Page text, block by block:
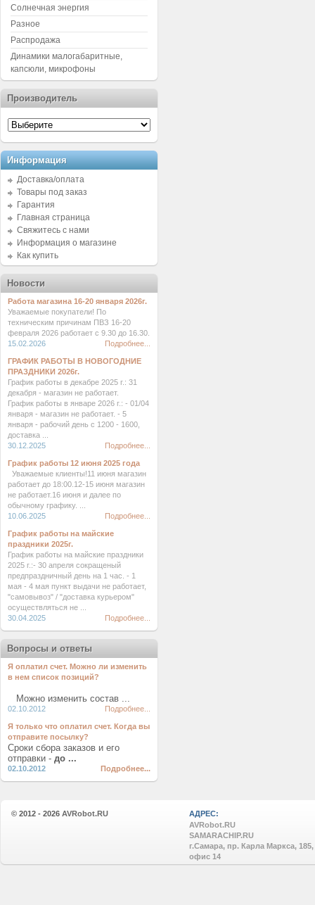
Солнечная энергия
Разное
Распродажа
Динамики малогабаритные,
капсюли, микрофоны
Производитель
Информация
Доставка/оплата
Товары под заказ
Гарантия
Главная страница
Свяжитесь с нами
Информация о магазине
Как купить
Новости
Работа магазина 16-20 января 2026г.
Уважаемые покупатели! По
техническим причинам ПВЗ 16-20
февраля 2026 работает с 9.30 до 16.30.
15.02.2026
Подробнее...
ГРАФИК РАБОТЫ В НОВОГОДНИЕ
ПРАЗДНИКИ 2026г.
График работы в декабре 2025 г.: 31
декабря - магазин не работает.
График работы в январе 2026 г.: - 01/04
января - магазин не работает. - 5
января - рабочий день с 1200 - 1600,
доставка ...
30.12.2025
Подробнее...
График работы 12 июня 2025 года
Уважаемые клиенты!11 июня магазин
работает до 18:00.12-15 июня магазин
не работает.16 июня и далее по
обычному графику. ...
10.06.2025
Подробнее...
График работы на майские
праздники 2025г.
График работы на майские праздники
2025 г.:- 30 апреля сокращеный
предпраздничный день на 1 час. - 1
мая - 4 мая пункт выдачи не работает,
"самовывоз" / "доставка курьером"
осуществляться не ...
30.04.2025
Подробнее...
Вопросы и ответы
Я оплатил счет. Можно ли изменить
в нем список позиций?
Можно изменить состав ...
02.10.2012 Подробнее...
Я только что оплатил счет. Когда вы
отправите посылку?
Сроки сбора заказов и его
отправки - до ...
02.10.2012 Подробнее...
© 2012 - 2026 AVRobot.RU
АДРЕС:
AVRobot.RU
SAMARACHIP.RU
г.Самара, пр. Карла Маркса, 185,
офис 14